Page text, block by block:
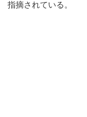
指摘されている。